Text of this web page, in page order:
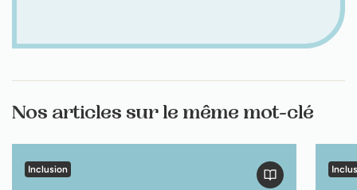
Nos articles sur le même mot-clé
Inclusion